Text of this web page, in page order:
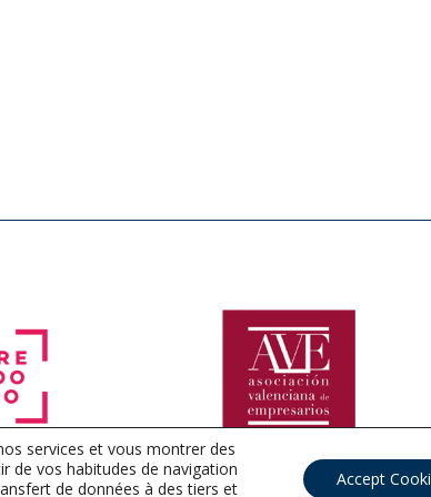
services et vous montrer des
de vos habitudes de navigation
de données à des tiers et
Accept